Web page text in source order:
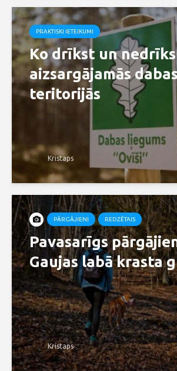
PRAKTISKI IETEIKUMI
Ko drīkst un
aizsargājamās
teritorijās
Kristaps
PĀRGĀJIENI REDZĒTAIS
Pavasarīgs
Gaujas labā krasta
Kristaps